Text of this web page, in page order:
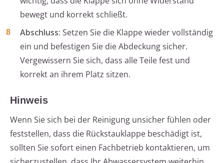
bewegt und korrekt schließt.
Abschluss: Setzen Sie die Klappe wieder vollständig
ein und befestigen Sie die Abdeckung sicher.
Vergewissern Sie sich, dass alle Teile fest und
korrekt an ihrem Platz sitzen.
Hinweis
Wenn Sie sich bei der Reinigung unsicher fühlen oder
feststellen, dass die Rückstauklappe beschädigt ist,
sollten Sie sofort einen Fachbetrieb kontaktieren, um